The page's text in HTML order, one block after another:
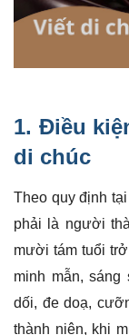
1. Điều
di chúc
Theo quy định
phải là người
mười tám tuổi
minh mẫn,
dối, đe doạ,
thành niên, khi